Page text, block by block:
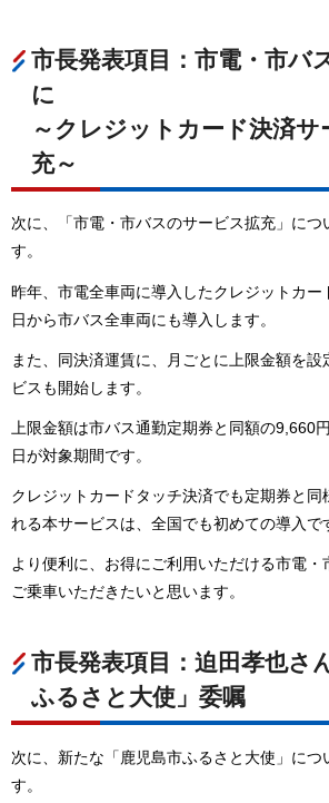
市長発表項目：市電・市バ
に
～クレジットカード決済サ
充～
次に、「市電・市バスのサービス拡充」につ
す。
昨年、市電全車両に導入したクレジットカー
日から市バス全車両にも導入します。
また、同決済運賃に、月ごとに上限金額を設
ビスも開始します。
上限金額は市バス通勤定期券と同額の9,660
日が対象期間です。
クレジットカードタッチ決済でも定期券と同
れる本サービスは、全国でも初めての導入で
より便利に、お得にご利用いただける市電・
ご乗車いただきたいと思います。
市長発表項目：迫田孝也さ
ふるさと大使」委嘱
次に、新たな「鹿児島市ふるさと大使」につ
す。